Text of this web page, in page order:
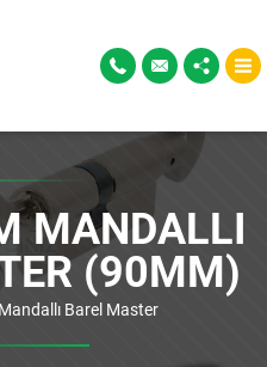
MANDALLI
(90MM)
Mandallı Barel Master